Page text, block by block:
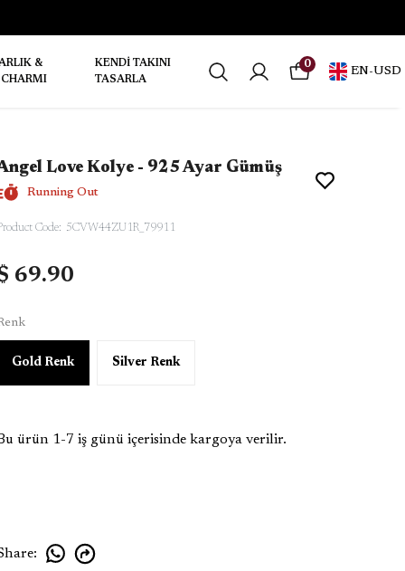
&
KENDİ TAKINI
TASARLA
0
EN-USD
Love Kolye - 925 Ayar Gümüş
Running Out
Code: 5CVW44ZU1R_79911
69.90
Gold Renk Silver Renk
ürün 1-7 iş günü içerisinde kargoya verilir.
: